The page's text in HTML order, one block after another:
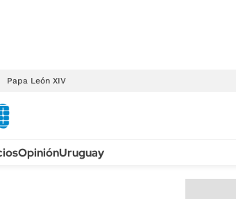
Papa León XIV
OpiniónUruguay